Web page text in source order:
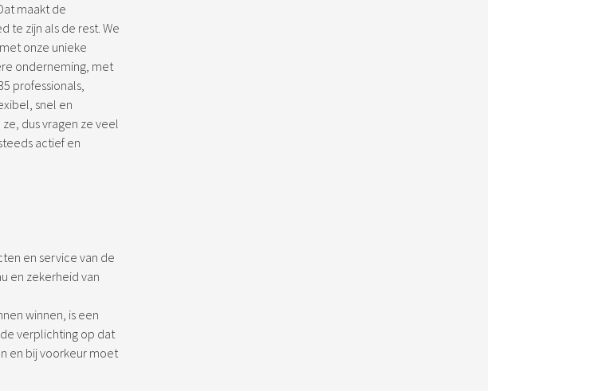
maakt de
te zijn als de rest. We
onze unieke
onderneming, met
professionals,
snel en
dus vragen ze veel
actief en
en service van de
en zekerheid van
winnen, is een
verplichting op dat
en bij voorkeur moet